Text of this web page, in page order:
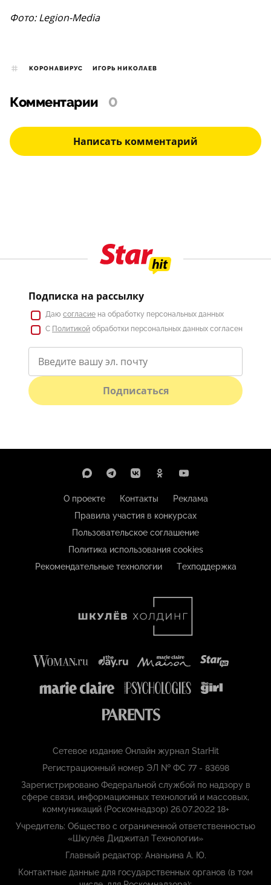
Фото: Legion-Media
КОРОНАВИРУС ИГОРЬ НИКОЛАЕВ
Комментарии 0
Написать комментарий
Подписка на рассылку
Даю согласие на обработку персональных данных
С Политикой обработки персональных данных согласен
Подписаться
О проекте Контакты
Реклама
Правила участия в конкурсах
Пользовательское соглашение
Политика использования cookies
Рекомендательные технологии
Техподдержка
Сетевое издание Онлайн журнал StarHit
Регистрационный номер ЭЛ № ФС 77 - 83698
Зарегистрировано Федеральной службой по надзору в
сфере связи, информационных технологий и массовых,
коммуникаций (Роскомнадзор) 26.07.2022 18+
Учредитель: Общество с ограниченной ответственностью
«Шкулёв Диджитал Технологии»
Главный редактор: Ананьина А. Ю.
Контактные данные для государственных органов (в том